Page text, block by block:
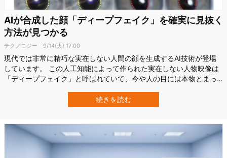
AIが合成した顔「ディープフェイク」を確実に見抜く
方法が見つかる
テクノロジー 9/14(火) 17:00
現代では非常に精巧な実在しない人間の顔を生成するAI技術が登場
しています。 この人工知能によって作られた実在しない人物映像は
「ディープフェイク」と呼ばれていて、今や人の目には本物とまっ
University of New York; SUNY）は、ディープフェイクには本物と
見分ける事ができる弱点があることを発見し、偽物を検出する技術…
続きを読む